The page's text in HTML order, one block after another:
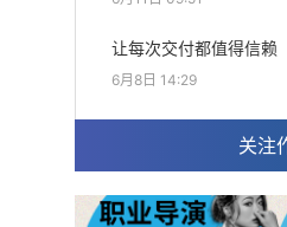
让每次交付都值得信赖
6月8日 14:29
关注